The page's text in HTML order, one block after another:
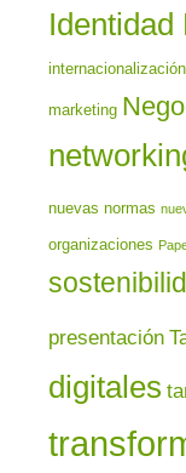
Identidad
internacionalización
marketing
nuevas normas
organizaciones
presentación
digitales